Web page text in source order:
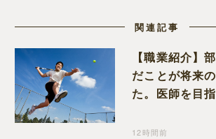
関連記事
【職業紹介】
だことが将来
た。医師を目
12時間前